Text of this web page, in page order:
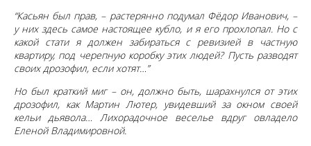
“Касьян был прав, – растерянно подумал Фёдор Иванович, –
у них здесь самое настоящее кубло, и я его прохлопал. Но с
какой стати я должен забираться с ревизией в частную
квартиру, под черепную коробку этих людей? Пусть разводят
своих дрозофил, если хотят…”
Но был краткий миг – он, должно быть, шарахнулся от этих
дрозофил, как Мартин Лютер, увидевший за окном своей
кельи дьявола… Лихорадочное веселье вдруг овладело
Еленой Владимировной.